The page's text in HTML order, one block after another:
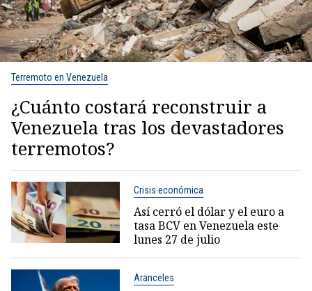
Terremoto en Venezuela
¿Cuánto costará reconstruir a
Venezuela tras los devastadores
terremotos?
Crisis económica
Así cerró el dólar y el euro a
tasa BCV en Venezuela este
lunes 27 de julio
Aranceles